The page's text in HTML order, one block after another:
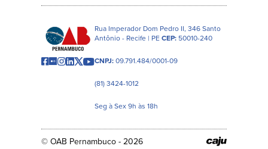
Rua Imperador Dom Pedro II, 346 Santo
Antônio - Recife | PECEP:50010-240
CNPJ:09.791.484/0001-09
(81) 3424-1012
Seg à Sex 9h às 18h
© OAB Pernambuco - 2026